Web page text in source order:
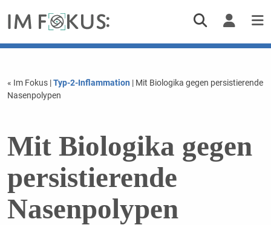
« Im Fokus |Typ-2-Inflammation | Mit Biologika gegen persistierende
Nasenpolypen
Mit Biologika gegen
persistierende
Nasenpolypen